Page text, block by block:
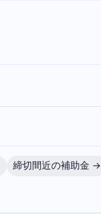
締切間近の補助金 →